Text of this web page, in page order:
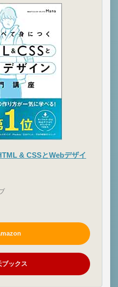
& CSSとWebデザイ
ブックス